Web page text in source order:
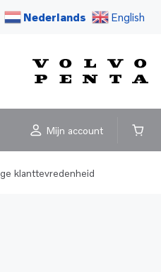
Nederlands English
Mijn account
klanttevredenheid